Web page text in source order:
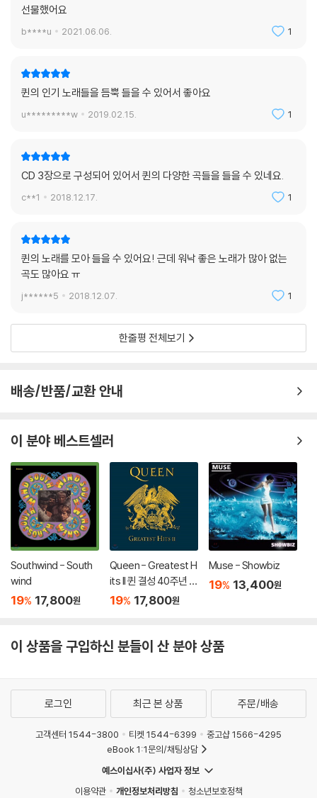
선물했어요
b****u 2021.06.06. 1
퀸의 인기 노래들을 듬뿍 들을 수 있어서 좋아요
u*********w 2019.02.15. 1
CD 3장으로 구성되어 있어서 퀸의 다양한 곡들을 들을 수 있네요.
c**1 2018.12.17. 1
퀸의 노래를 모아 들을 수 있어요! 근데 워낙 좋은 노래가 많아 없는
곡도 많아요 ㅠ
j******5 2018.12.07. 1
한줄평 전체보기
배송/반품/교환 안내
이 분야 베스트셀러
Southwind - South
wind
19% 17,800원
Queen - Greatest H
its II 퀸 결성 40주년 기
념 히트곡 모음 2집
19% 17,800원
Muse - Showbiz
19% 13,400원
이 상품을 구입하신 분들이 산 분야 상품
로그인 최근 본 상품 주문/배송
고객센터 1544-3800 티켓 1544-6399
중고샵 1566-4295
eBook 1:1문의/채팅상담
예스이십사(주) 사업자 정보
이용약관
개인정보처리방침 청소년보호정책